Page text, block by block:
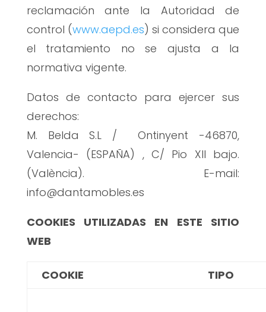
reclamación ante la Autoridad de
control (www.aepd.es) si considera que
el tratamiento no se ajusta a la
normativa vigente.
Datos de contacto para ejercer sus
derechos:
M. Belda S.L / Ontinyent -46870,
Valencia- (ESPAÑA) , C/ Pio XII bajo.
(València). E-mail:
info@dantamobles.es
COOKIES UTILIZADAS EN ESTE SITIO
WEB
COOKIE TIPO